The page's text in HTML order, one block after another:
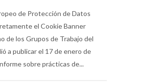
de Protección de Datos
el Cookie Banner
de los Grupos de Trabajo del
a publicar el 17 de enero de
sobre prácticas de...